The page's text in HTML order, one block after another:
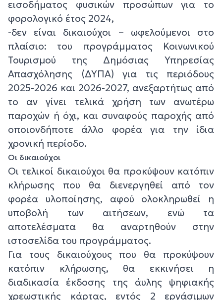
εισοδήματος φυσικών προσώπων για το
φορολογικό έτος 2024,
-δεν είναι δικαιούχοι – ωφελούμενοι στο
πλαίσιο: του προγράμματος Κοινωνικού
Τουρισμού της Δημόσιας Υπηρεσίας
Απασχόλησης (ΔΥΠΑ) για τις περιόδους
2025-2026 και 2026-2027, ανεξαρτήτως από
το αν γίνει τελικά χρήση των ανωτέρω
παροχών ή όχι, και συναφούς παροχής από
οποιονδήποτε άλλο φορέα για την ίδια
χρονική περίοδο.
Οι δικαιούχοι
Οι τελικοί δικαιούχοι θα προκύψουν κατόπιν
κλήρωσης που θα διενεργηθεί από τον
φορέα υλοποίησης, αφού ολοκληρωθεί η
υποβολή των αιτήσεων, ενώ τα
αποτελέσματα θα αναρτηθούν στην
ιστοσελίδα του προγράμματος.
Για τους δικαιούχους που θα προκύψουν
κατόπιν κλήρωσης, θα εκκινήσει η
διαδικασία έκδοσης της άυλης ψηφιακής
χρεωστικής κάρτας, εντός 2 εργάσιμων